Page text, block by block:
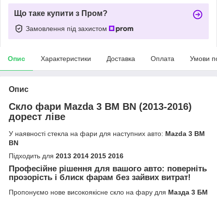
Що таке купити з Пром?
Замовлення під захистом
Опис Характеристики Доставка Оплата Умови
Опис
Скло фари Mazda 3 BM BN (2013-2016)
дорест ліве
У наявності стекла на фари для наступних авто: Mazda 3 BM
BN
Підходить для 2013 2014 2015 2016
Професійне рішення для вашого авто: поверніть
прозорість і блиск фарам без зайвих витрат!
Пропонуємо нове високоякісне скло на фару для Мазда 3 БМ